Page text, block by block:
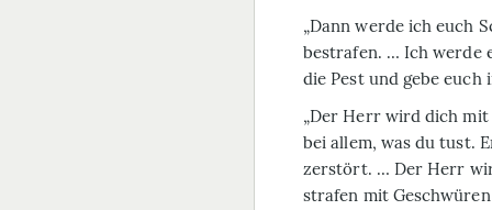
„Dann werde ich euch
bestrafen. … Ich werde
die Pest und gebe euch
„Der Herr wird dich
bei allem, was du tust.
zerstört. … Der Herr
strafen mit